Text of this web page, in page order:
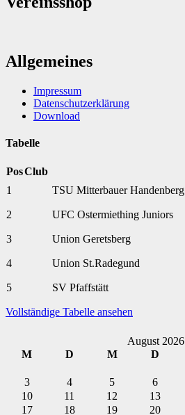
Allgemeines
Impressum
Datenschutzerklärung
Download
Tabelle
PosClub
1
TSU Mitterbauer Handenberg
2 UFC Ostermiething Juniors
3 Union Geretsberg
4 Union St.Radegund
5 SV Pfaffstätt
Vollständige Tabelle ansehen
August 2026
M
D M D
3
4 5 6
10
11 12 13
17
18 19 20